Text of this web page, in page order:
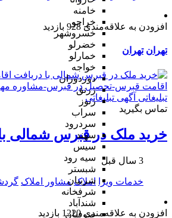
خامنه
خراجو
خسروشهر
خضرلو
خمارلو
خواجه
دوزدوزان
زرنق
زنوز
سراب
سردرود
سهند
سیس
سیه رود
شبستر
شربیان
شرفخانه
شندآباد
صوفیان
افزودن به علاقه‌مندی 928 بازدید
تهران تهران
تماس بگیرید
خرید ملک در قبرس شمالی
3 سال قبل
خدمات ویزا املاک مشاور املاک
افزودن به علاقه‌مندی 1220 بازدید